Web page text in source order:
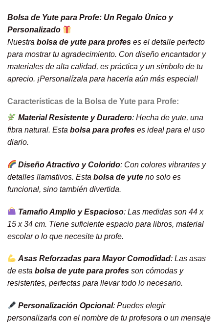
Bolsa de Yute para Profe: Un Regalo Único y
Personalizado
Nuestra bolsa de yute para profes es el detalle perfecto
para mostrar tu agradecimiento. Con diseño encantador y
materiales de alta calidad, es práctica y un símbolo de tu
aprecio. ¡Personalízala para hacerla aún más especial!
Características de la Bolsa de Yute para Profe:
Material Resistente y Duradero: Hecha de yute, una
fibra natural. Esta bolsa para profes es ideal para el uso
diario.
Diseño Atractivo y Colorido: Con colores vibrantes y
detalles llamativos. Esta bolsa de yute no solo es
funcional, sino también divertida.
Tamaño Amplio y Espacioso: Las medidas son 44 x
15 x 34 cm. Tiene suficiente espacio para libros, material
escolar o lo que necesite tu profe.
Asas Reforzadas para Mayor Comodidad: Las asas
de esta bolsa de yute para profes son cómodas y
resistentes, perfectas para llevar todo lo necesario.
Personalización Opcional: Puedes elegir
personalizarla con el nombre de tu profesora o un mensaje